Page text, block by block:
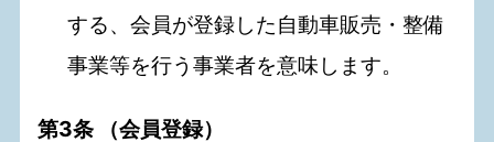
する、会員が登録した自動車販売・整備
事業等を行う事業者を意味します。
第3条 （会員登録）